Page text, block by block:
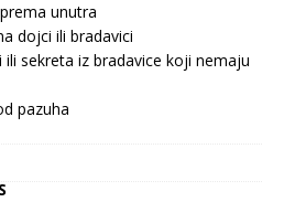
unutra
dojci ili bradavici
sekreta iz bradavice koji nemaju
pazuha